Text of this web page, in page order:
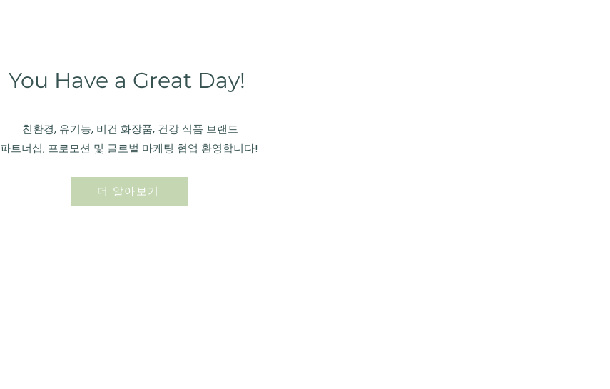
You Have a Great Day!
친환경, 유기농, 비건 화장품, 건강 식품 브랜드
파트너십, 프로모션 및 글로벌 마케팅 협업 환영합니다!
더 알아보기